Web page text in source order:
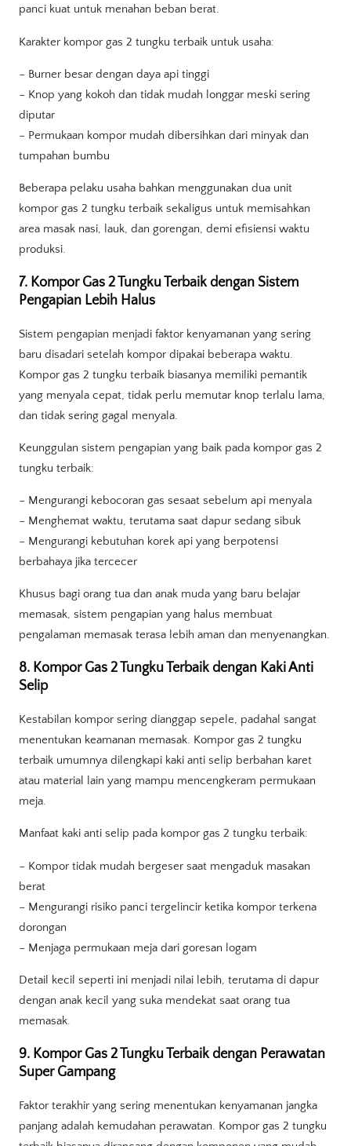
panci kuat untuk menahan beban berat.
Karakter kompor gas 2 tungku terbaik untuk usaha:
– Burner besar dengan daya api tinggi
– Knop yang kokoh dan tidak mudah longgar meski sering
diputar
– Permukaan kompor mudah dibersihkan dari minyak dan
tumpahan bumbu
Beberapa pelaku usaha bahkan menggunakan dua unit
kompor gas 2 tungku terbaik sekaligus untuk memisahkan
area masak nasi, lauk, dan gorengan, demi efisiensi waktu
produksi.
7. Kompor Gas 2 Tungku Terbaik dengan Sistem
Pengapian Lebih Halus
Sistem pengapian menjadi faktor kenyamanan yang sering
baru disadari setelah kompor dipakai beberapa waktu.
Kompor gas 2 tungku terbaik biasanya memiliki pemantik
yang menyala cepat, tidak perlu memutar knop terlalu lama,
dan tidak sering gagal menyala.
Keunggulan sistem pengapian yang baik pada kompor gas 2
tungku terbaik:
– Mengurangi kebocoran gas sesaat sebelum api menyala
– Menghemat waktu, terutama saat dapur sedang sibuk
– Mengurangi kebutuhan korek api yang berpotensi
berbahaya jika tercecer
Khusus bagi orang tua dan anak muda yang baru belajar
memasak, sistem pengapian yang halus membuat
pengalaman memasak terasa lebih aman dan menyenangkan.
8. Kompor Gas 2 Tungku Terbaik dengan Kaki Anti
Selip
Kestabilan kompor sering dianggap sepele, padahal sangat
menentukan keamanan memasak. Kompor gas 2 tungku
terbaik umumnya dilengkapi kaki anti selip berbahan karet
atau material lain yang mampu mencengkeram permukaan
meja.
Manfaat kaki anti selip pada kompor gas 2 tungku terbaik:
– Kompor tidak mudah bergeser saat mengaduk masakan
berat
– Mengurangi risiko panci tergelincir ketika kompor terkena
dorongan
– Menjaga permukaan meja dari goresan logam
Detail kecil seperti ini menjadi nilai lebih, terutama di dapur
dengan anak kecil yang suka mendekat saat orang tua
memasak.
9. Kompor Gas 2 Tungku Terbaik dengan Perawatan
Super Gampang
Faktor terakhir yang sering menentukan kenyamanan jangka
panjang adalah kemudahan perawatan. Kompor gas 2 tungku